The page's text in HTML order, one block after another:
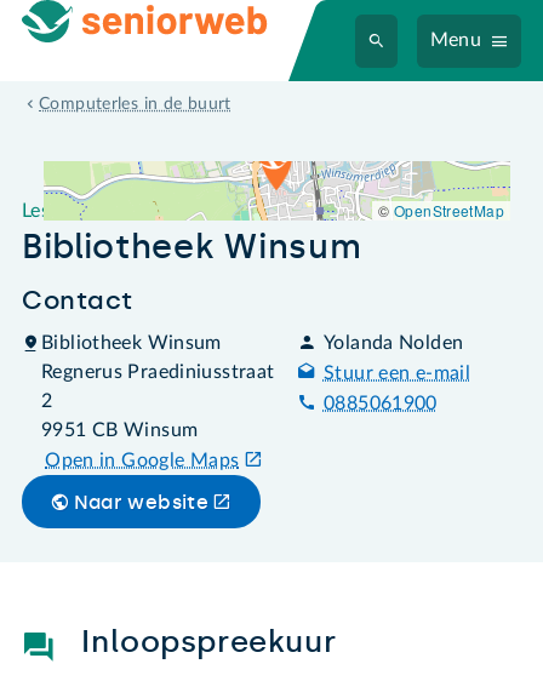
Menu
Computerles in de buurt
Leslocatie Bibliotheek Winsum
Leslocatie
Bibliotheek Winsum
Contact
Bibliotheek Winsum
Regnerus Praediniusstraat
2
9951 CB Winsum
Open in Google Maps
Yolanda Nolden
Stuur een e-mail
0885061900
Naar website
©OpenStreetMap
Inloopspreekuur